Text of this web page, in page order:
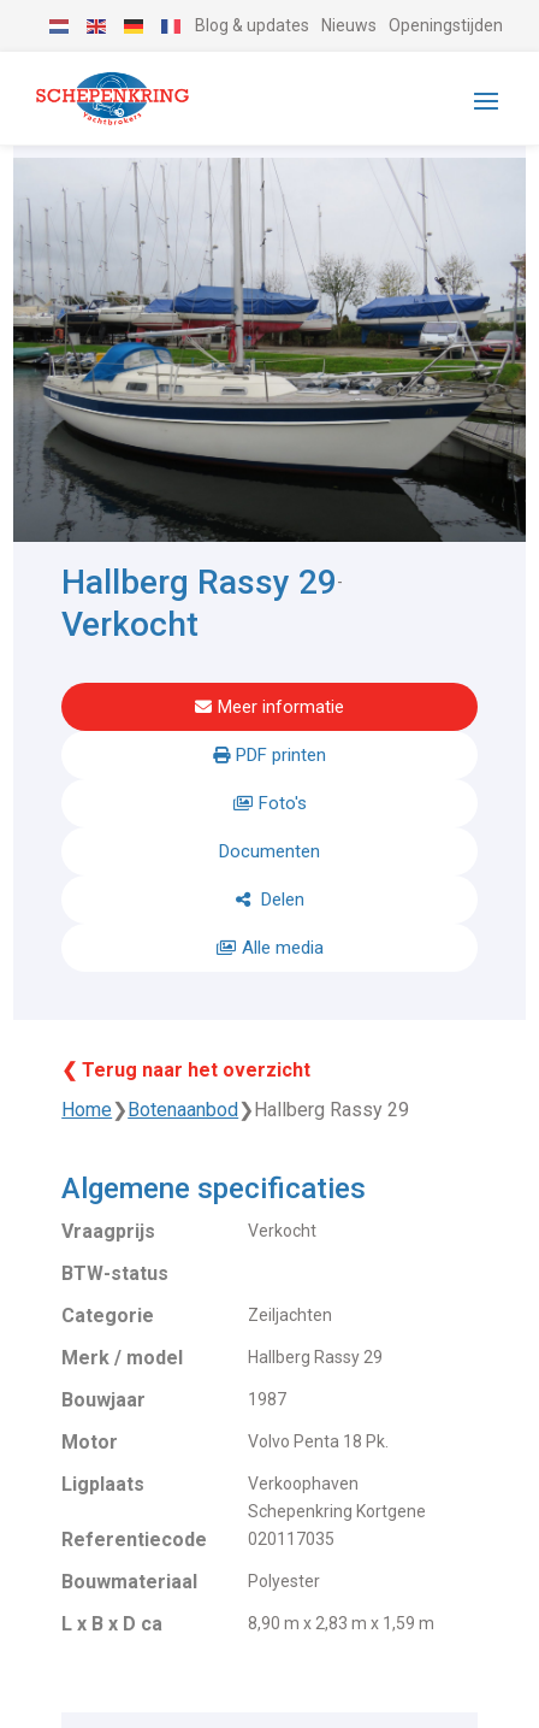
Blog & updates Nieuws Openingstijden
Hallberg Rassy 29-
Verkocht
Meer informatie
PDF printen
Foto's
Documenten
Delen
Alle media
❮ Terug naar het overzicht
Home❯ Botenaanbod ❯ Hallberg Rassy 29
Algemene specificaties
Vraagprijs Verkocht
BTW-status
Categorie
Zeiljachten
Merk / model Hallberg Rassy 29
Bouwjaar 1987
Motor Volvo Penta 18 Pk.
Ligplaats
Verkoophaven
Schepenkring Kortgene
Referentiecode 020117035
Bouwmateriaal Polyester
L x B x D ca 8,90 m x 2,83 m x 1,59 m